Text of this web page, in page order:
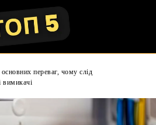
переваг, чому слід
вимикачі